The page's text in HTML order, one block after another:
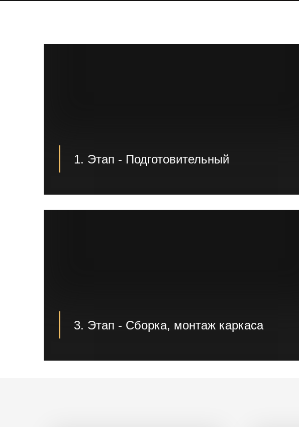
1. Этап - Подготовительный
земельные работы и подготовка к заливке фундамента;
3. Этап - Сборка, монтаж каркаса
металлоконструкций в нашем цеху. После того, когда каркас